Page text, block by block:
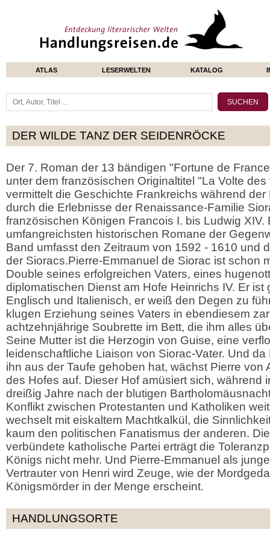
ATLAS LESERWELTEN KATALOG
DER WILDE TANZ DER SEIDENRÖCKE
Der 7. Roman der 13 bändigen "Fortune de
unter dem französischen Originaltitel "La Volte
vermittelt die Geschichte Frankreichs während
durch die Erlebnisse der Renaissance-Familie
französischen Königen Francois I. bis Ludwig XIV.
umfangreichsten historischen Romane der
Band umfasst den Zeitraum von 1592 - 1610 und
der Sioracs.Pierre-Emmanuel de Siorac ist schon
Double seines erfolgreichen Vaters, eines
diplomatischen Dienst am Hofe Heinrichs IV. Er ist
Englisch und Italienisch, er weiß den Degen zu
klugen Erziehung seines Vaters in ebendiesem
achtzehnjährige Soubrette im Bett, die ihm alles
Seine Mutter ist die Herzogin von Guise, eine
leidenschaftliche Liaison von Siorac-Vater. Und
ihn aus der Taufe gehoben hat, wächst Pierre von
des Hofes auf. Dieser Hof amüsiert sich, während
dreißig Jahre nach der blutigen
Konflikt zwischen Protestanten und Katholiken
wechselt mit eiskaltem Machtkalkül, die
kaum den politischen Fanatismus der anderen.
verbündete katholische Partei erträgt die
Königs nicht mehr. Und Pierre-Emmanuel als
Vertrauter von Henri wird Zeuge, wie der
Königsmörder in der Menge erscheint.
HANDLUNGSORTE